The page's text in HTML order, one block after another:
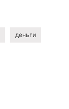
деньги